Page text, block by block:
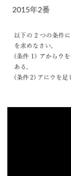
2015年2番